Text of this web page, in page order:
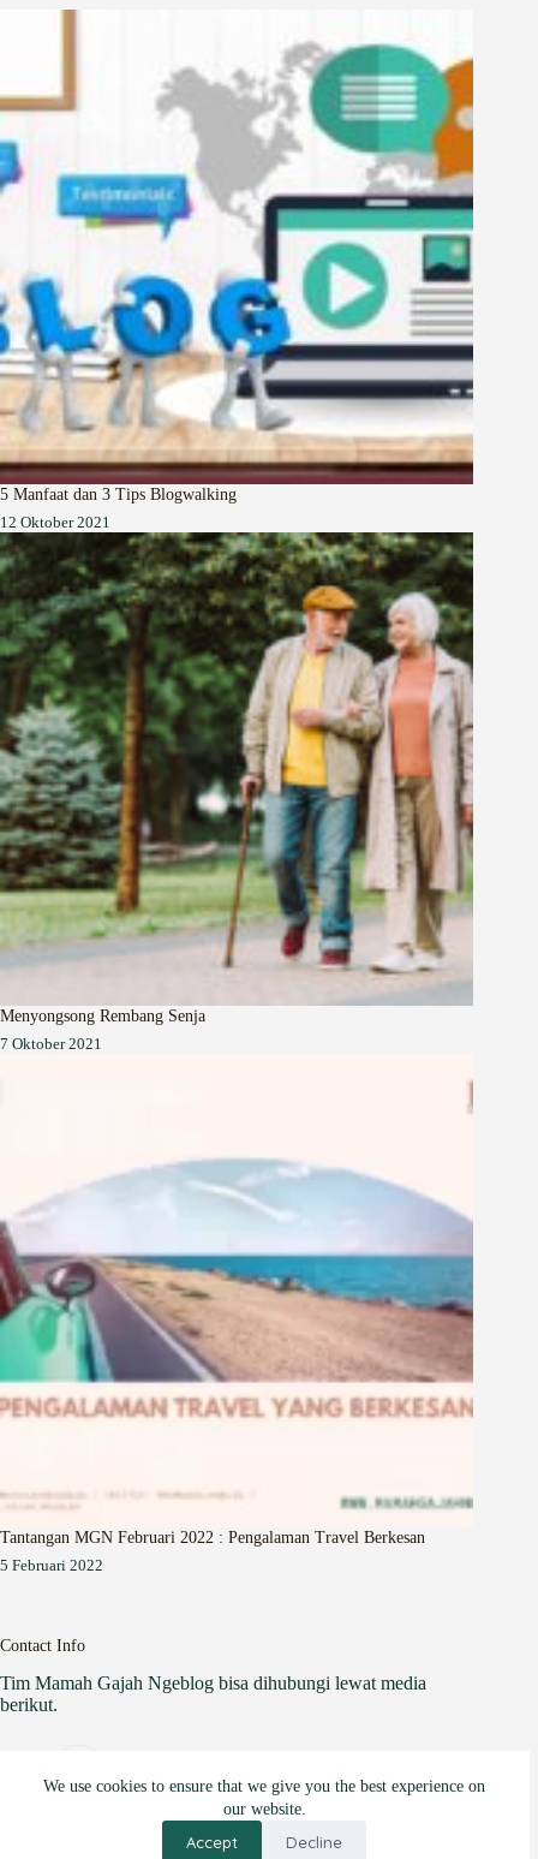
We use cookies to ensure that we give you the best experience on
our website.
Accept Decline
5 Manfaat dan 3 Tips Blogwalking
12 Oktober 2021
Menyongsong Rembang Senja
7 Oktober 2021
Tantangan MGN Februari 2022 : Pengalaman Travel Berkesan
5 Februari 2022
Contact Info
Tim Mamah Gajah Ngeblog bisa dihubungi lewat media
berikut.
mamahgajahngeblog.com
mamahgajahngeblog@gmail.com